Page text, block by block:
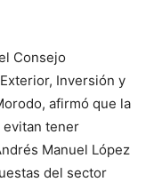
Consejo
Inversión y
afirmó que la
evitan tener
Manuel López
del sector